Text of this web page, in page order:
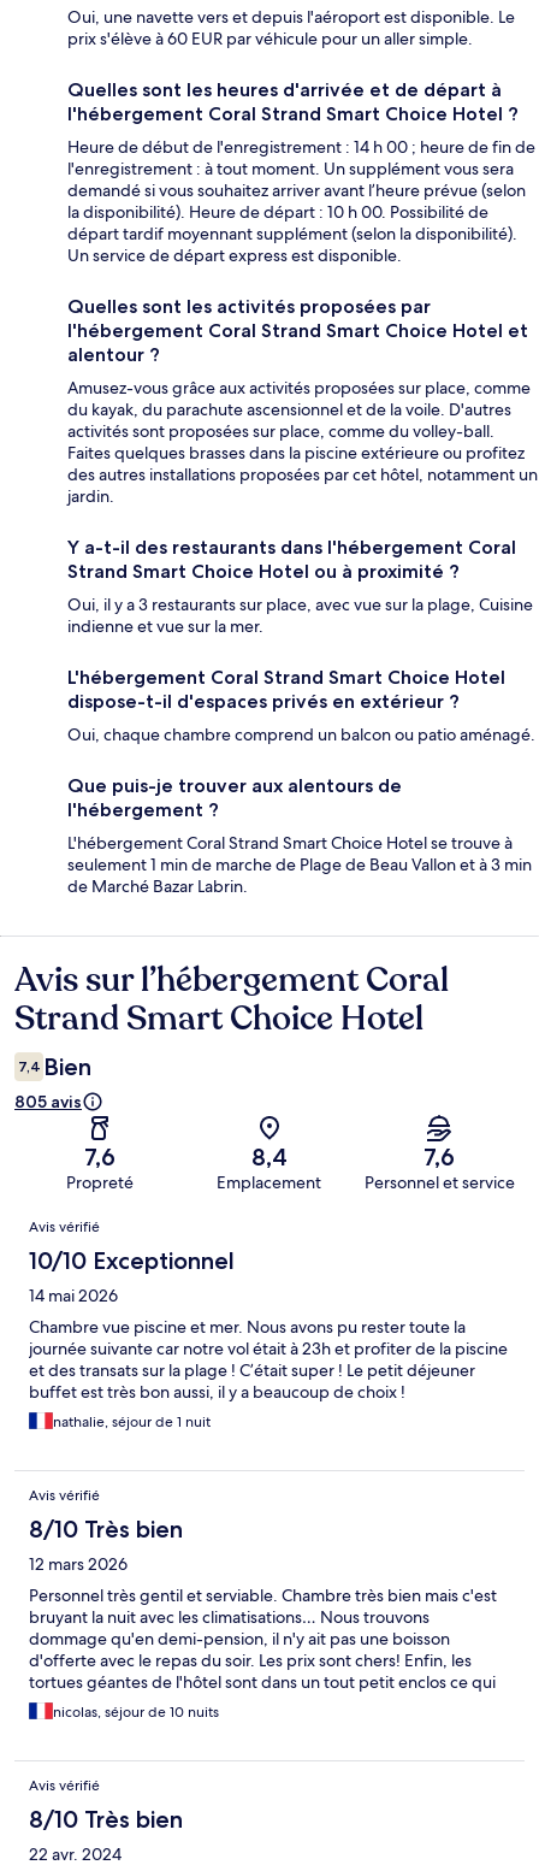
Oui, une navette vers et depuis l'aéroport est disponible. Le
prix s'élève à 60 EUR par véhicule pour un aller simple.
Quelles sont les heures d'arrivée et de départ à
l'hébergement Coral Strand Smart Choice Hotel ?
Heure de début de l'enregistrement : 14 h 00 ; heure de fin de
l'enregistrement : à tout moment. Un supplément vous sera
demandé si vous souhaitez arriver avant l’heure prévue (selon
la disponibilité). Heure de départ : 10 h 00. Possibilité de
départ tardif moyennant supplément (selon la disponibilité).
Un service de départ express est disponible.
Quelles sont les activités proposées par
l'hébergement Coral Strand Smart Choice Hotel et
alentour ?
Amusez-vous grâce aux activités proposées sur place, comme
du kayak, du parachute ascensionnel et de la voile. D'autres
activités sont proposées sur place, comme du volley-ball.
Faites quelques brasses dans la piscine extérieure ou profitez
des autres installations proposées par cet hôtel, notamment un
jardin.
Y a-t-il des restaurants dans l'hébergement Coral
Strand Smart Choice Hotel ou à proximité ?
Oui, il y a 3 restaurants sur place, avec vue sur la plage, Cuisine
indienne et vue sur la mer.
L'hébergement Coral Strand Smart Choice Hotel
dispose-t-il d'espaces privés en extérieur ?
Oui, chaque chambre comprend un balcon ou patio aménagé.
Que puis-je trouver aux alentours de
l'hébergement ?
L'hébergement Coral Strand Smart Choice Hotel se trouve à
seulement 1 min de marche de Plage de Beau Vallon et à 3 min
de Marché Bazar Labrin.
Avis
Avis sur l’hébergement Coral
Strand Smart Choice Hotel
7,4 Bien
805 avis
7,6
Propreté
8,4
Emplacement
7,6
Personnel et service
Avis
Avis vérifié
10/10 Exceptionnel
14 mai 2026
Chambre vue piscine et mer. Nous avons pu rester toute la
journée suivante car notre vol était à 23h et profiter de la piscine
et des transats sur la plage ! C’était super ! Le petit déjeuner
buffet est très bon aussi, il y a beaucoup de choix !
nathalie, séjour de 1 nuit
Avis vérifié
8/10 Très bien
12 mars 2026
Personnel très gentil et serviable. Chambre très bien mais c'est
bruyant la nuit avec les climatisations… Nous trouvons
dommage qu'en demi-pension, il n'y ait pas une boisson
d'offerte avec le repas du soir. Les prix sont chers! Enfin, les
tortues géantes de l'hôtel sont dans un tout petit enclos ce qui
nous a rendu triste...Néanmoins le monsieur qui s'en occupe est
adorable et les aime vraiment!
nicolas, séjour de 10 nuits
Avis vérifié
8/10 Très bien
22 avr. 2024